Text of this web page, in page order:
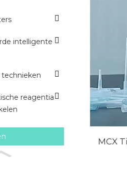
intelligente
reagentia
MCX